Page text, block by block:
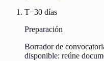
T−30 días
Preparación
Borrador de
disponible: reúne